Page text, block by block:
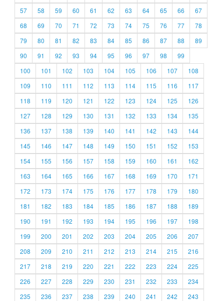
57
58 59 60 61 62 63 64 65 66
67
68
69 70 71 72 73 74 75 76 77
78
79
80 81 82 83 84 85 86 87 88
89
90
91 92 93 94 95 96 97 98
99
100
101 102 103 104 105 106 107
108
109
110 111 112 113 114 115 116
117
118
119 120 121 122 123 124 125
126
127
128 129 130 131 132 133 134
135
136
137 138 139 140 141 142 143
144
145
146 147 148 149 150 151 152
153
154
155 156 157 158 159 160 161
162
163
164 165 166 167 168 169 170
171
172
173 174 175 176 177 178 179
180
181
182 183 184 185 186 187 188
189
190
191 192 193 194 195 196 197
198
199
200 201 202 203 204 205 206
207
208
209 210 211 212 213 214 215
216
217
218 219 220 221 222 223 224
225
226
227 228 229 230 231 232 233
234
235
236 237 238 239 240 241 242
243